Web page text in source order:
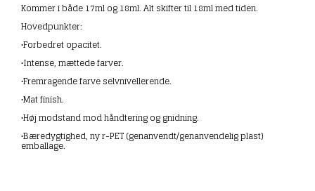
Kommer i både 17ml og 18ml. Alt skifter til 18ml med tiden.
Hovedpunkter:
•Forbedret opacitet.
•Intense, mættede farver.
•Fremragende farve selvnivellerende.
•Mat finish.
•Høj modstand mod håndtering og gnidning.
•Bæredygtighed, ny r-PET (genanvendt/genanvendelig plast)
emballage.